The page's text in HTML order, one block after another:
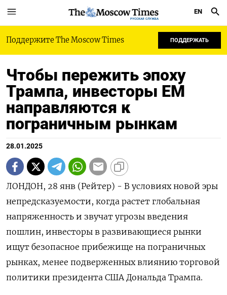
РУССКАЯ СЛУЖБА
EN
Поддержите The Moscow Times ПОДДЕРЖАТЬ
Чтобы пережить эпоху
Трампа, инвесторы ЕМ
направляются к
пограничным рынкам
28.01.2025
ЛОНДОН, 28 янв (Рейтер) - В условиях новой эры
непредсказуемости, когда растет глобальная
напряженность и звучат угрозы введения
пошлин, инвесторы в развивающиеся рынки
ищут безопасное прибежище на пограничных
рынках, менее подверженных влиянию торговой
политики президента США Дональда Трампа.